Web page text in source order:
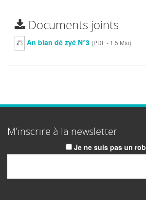
Documents joints
An blan dé zyé N°3 (PDF- 1.5 Mio)
M'inscrire à la newsletter
Je ne suis pas un